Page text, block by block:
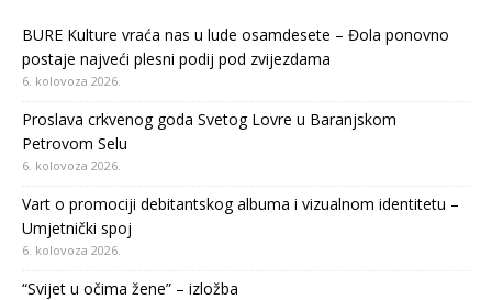
BURE Kulture vraća nas u lude osamdesete – Đola ponovno
postaje najveći plesni podij pod zvijezdama
6. kolovoza 2026.
Proslava crkvenog goda Svetog Lovre u Baranjskom
Petrovom Selu
6. kolovoza 2026.
Vart o promociji debitantskog albuma i vizualnom identitetu –
Umjetnički spoj
6. kolovoza 2026.
“Svijet u očima žene” – izložba